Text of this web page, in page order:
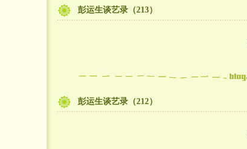
彭运生谈艺录（213）
彭运生谈艺录（212）